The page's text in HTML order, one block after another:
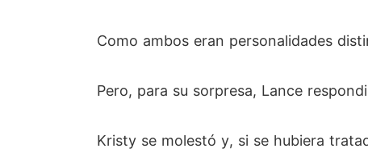
Como ambos eran personalidades
Pero, para su sorpresa, Lance
Kristy se molestó y, si se hubiera